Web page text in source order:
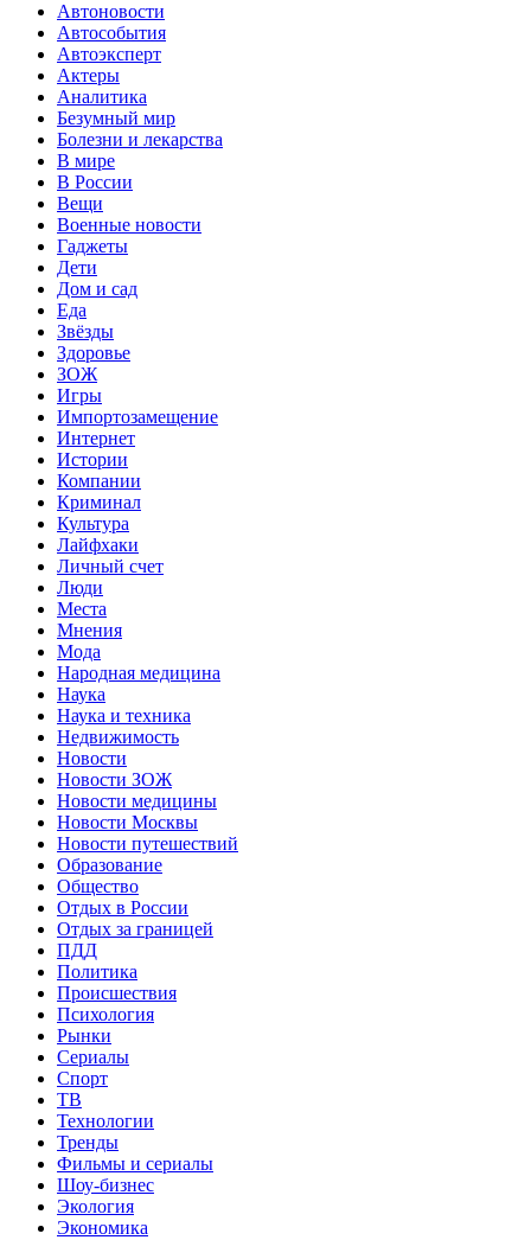
Автоновости
Автособытия
Автоэксперт
Актеры
Аналитика
Безумный мир
Болезни и лекарства
В мире
В России
Вещи
Военные новости
Гаджеты
Дети
Дом и сад
Еда
Звёзды
Здоровье
ЗОЖ
Игры
Импортозамещение
Интернет
Истории
Компании
Криминал
Культура
Лайфхаки
Личный счет
Люди
Места
Мнения
Мода
Народная медицина
Наука
Наука и техника
Недвижимость
Новости
Новости ЗОЖ
Новости медицины
Новости Москвы
Новости путешествий
Образование
Общество
Отдых в России
Отдых за границей
ПДД
Политика
Происшествия
Психология
Рынки
Сериалы
Спорт
ТВ
Технологии
Тренды
Фильмы и сериалы
Шоу-бизнес
Экология
Экономика